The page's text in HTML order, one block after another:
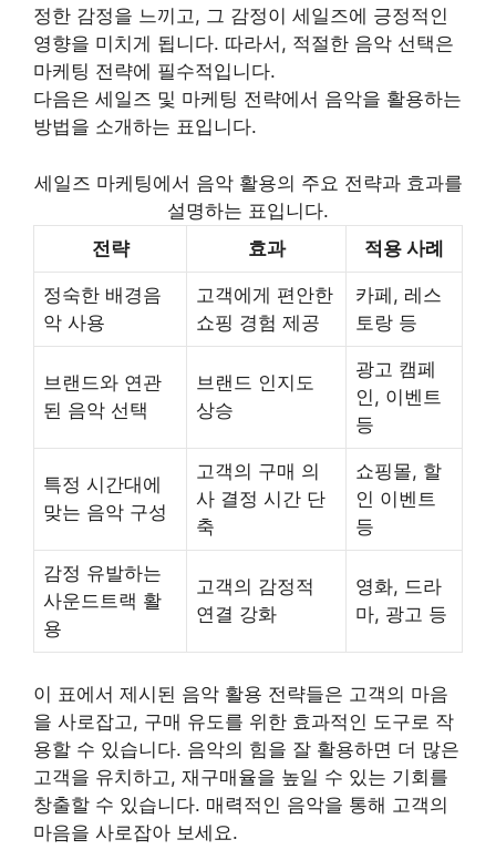
정한 감정을 느끼고, 그 감정이 세일즈에 긍정적인
영향을 미치게 됩니다. 따라서, 적절한 음악 선택은
마케팅 전략에 필수적입니다.
다음은 세일즈 및 마케팅 전략에서 음악을 활용하는
방법을 소개하는 표입니다.
세일즈 마케팅에서 음악 활용의 주요 전략과 효과를
설명하는 표입니다.
전략
효과 적용 사례
정숙한 배경음
악 사용
고객에게 편안한
쇼핑 경험 제공
카페, 레스
토랑 등
브랜드와 연관
된 음악 선택
브랜드 인지도
상승
광고 캠페
인, 이벤트
등
특정 시간대에
맞는 음악 구성
고객의 구매 의
사 결정 시간 단
축
쇼핑몰, 할
인 이벤트
등
감정 유발하는
사운드트랙 활
용
고객의 감정적
연결 강화
영화, 드라
마, 광고 등
이 표에서 제시된 음악 활용 전략들은 고객의 마음
을 사로잡고, 구매 유도를 위한 효과적인 도구로 작
용할 수 있습니다. 음악의 힘을 잘 활용하면 더 많은
고객을 유치하고, 재구매율을 높일 수 있는 기회를
창출할 수 있습니다. 매력적인 음악을 통해 고객의
마음을 사로잡아 보세요.